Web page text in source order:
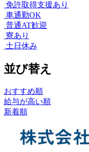
免許取得支援あり
車通勤OK
普通AT歓迎
寮あり
土日休み
並び替え
おすすめ順
給与が高い順
新着順